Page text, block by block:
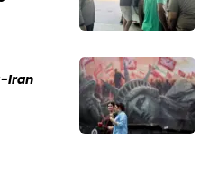
Iran